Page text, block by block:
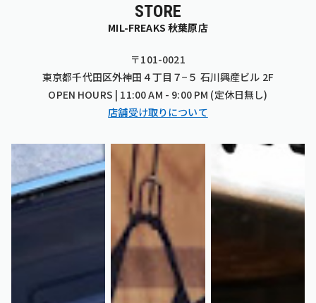
STORE
MIL-FREAKS 秋葉原店
〒101-0021
東京都千代田区外神田４丁目７−５ 石川興産ビル 2F
OPEN HOURS | 11:00 AM - 9:00 PM (定休日無し)
店舗受け取りについて